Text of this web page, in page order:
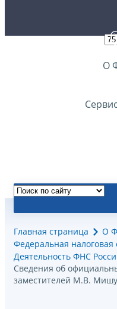
О
Главная страница
О
Федеральная налоговая
Деятельность ФНС
Сведения об
заместителей М.В.